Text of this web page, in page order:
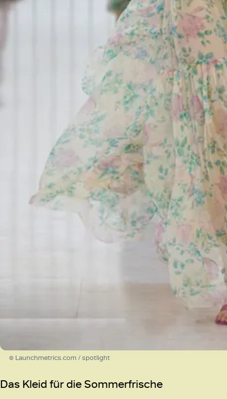
© Launchmetrics.com / spotlight
Das Kleid für die Sommerfrische